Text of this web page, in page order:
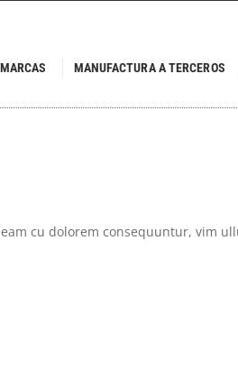
MANUFACTURA A TERCEROS
cu dolorem consequuntur, vim